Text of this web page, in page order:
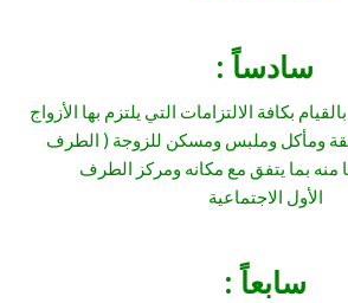
سادساً :
بكافة الالتزامات التي يلتزم بها الأزواج
ومأكل وملبس ومسكن للزوجة ( الطرف
منه بما يتفق مع مكانه ومركز الطرف
الأول الاجتماعية
سابعاً :